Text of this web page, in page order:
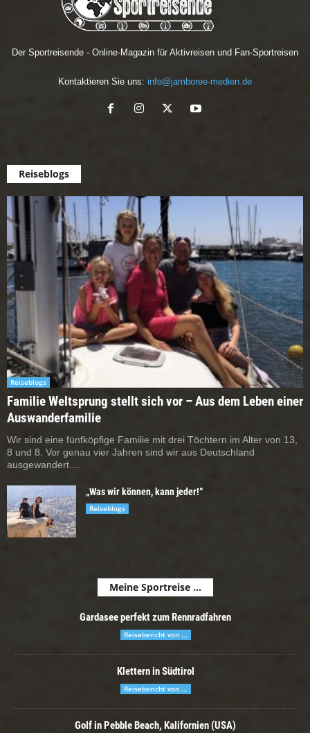
Der Sportreisende - Online-Magazin für Aktivreisen und Fan-Sportreisen
Kontaktieren Sie uns: info@jamboree-medien.de
Reiseblogs
Reiseblogs
Familie Weltsprung stellt sich vor – Aus dem Leben einer
Auswanderfamilie
Wir sind eine fünfköpfige Familie mit drei Töchtern im Alter von 13,
8 und 8. Vor genau vier Jahren sind wir aus Deutschland
ausgewandert....
„Was wir können, kann jeder!“
Reiseblogs
Meine Sportreise ...
Gardasee perfekt zum Rennradfahren
Reisebericht von ...
Klettern in Südtirol
Reisebericht von ...
Golf in Pebble Beach, Kalifornien (USA)